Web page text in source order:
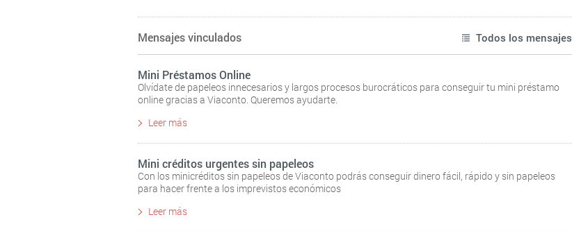
Mensajes vinculados Todos los mensajes
Mini Préstamos Online
Olvídate de papeleos innecesarios y largos procesos burocráticos para conseguir tu mini préstamo
online gracias a Viaconto. Queremos ayudarte.
Leer más
Mini créditos urgentes sin papeleos
Con los minicréditos sin papeleos de Viaconto podrás conseguir dinero fácil, rápido y sin papeleos
para hacer frente a los imprevistos económicos
Leer más